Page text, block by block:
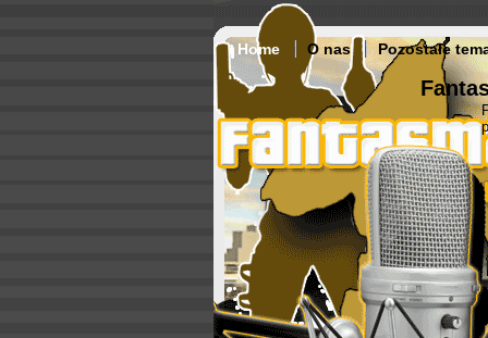
Home O nas Pozostałe